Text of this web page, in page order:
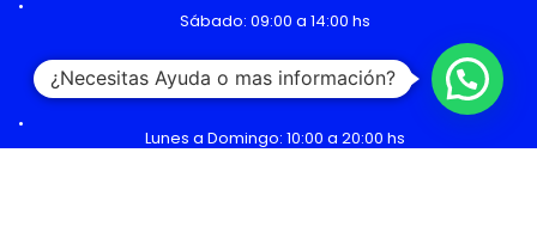
Sábado: 09:00 a 14:00 hs
Malls
Lunes a Domingo: 10:00 a 20:00 hs
¿Necesitas Ayuda o mas información?